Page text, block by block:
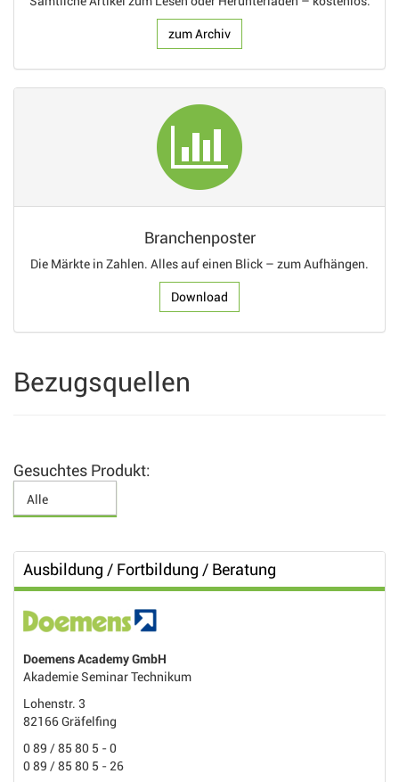
zum Archiv
Branchenposter
Die Märkte in Zahlen. Alles auf einen Blick – zum Aufhängen.
Download
Bezugsquellen
Gesuchtes Produkt:
Ausbildung / Fortbildung / Beratung
Doemens Academy GmbH
Akademie Seminar Technikum
Lohenstr. 3
82166 Gräfelfing
0 89 / 85 80 5 - 0
0 89 / 85 80 5 - 26